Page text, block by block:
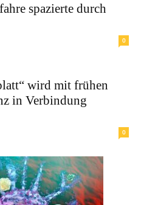
spazierte durch
0
wird mit frühen
in Verbindung
0